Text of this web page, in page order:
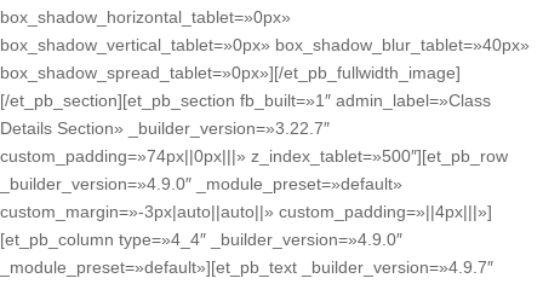
box_shadow_horizontal_tablet=»0px»
box_shadow_vertical_tablet=»0px» box_shadow_blur_tablet=»40px»
box_shadow_spread_tablet=»0px»][/et_pb_fullwidth_image]
[/et_pb_section][et_pb_section fb_built=»1″ admin_label=»Class
Details Section» _builder_version=»3.22.7″
custom_padding=»74px||0px|||» z_index_tablet=»500″][et_pb_row
_builder_version=»4.9.0″ _module_preset=»default»
custom_margin=»-3px|auto||auto||» custom_padding=»||4px|||»]
[et_pb_column type=»4_4″ _builder_version=»4.9.0″
_module_preset=»default»][et_pb_text _builder_version=»4.9.7″